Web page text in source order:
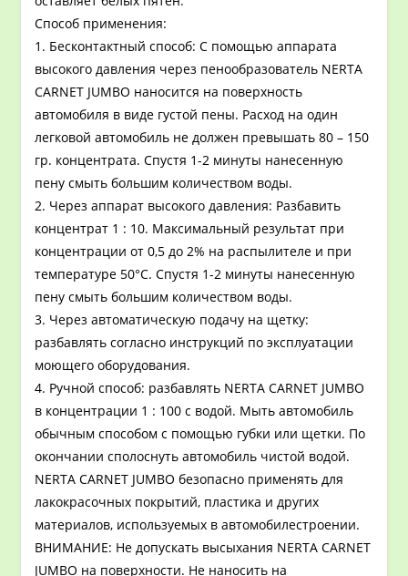
Способ применения:
1. Бесконтактный способ: С помощью аппарата
высокого давления через пенообразователь NERTA
CARNET JUMBO наносится на поверхность
автомобиля в виде густой пены. Расход на один
легковой автомобиль не должен превышать 80 – 150
гр. концентрата. Спустя 1-2 минуты нанесенную
пену смыть большим количеством воды.
2. Через аппарат высокого давления: Разбавить
концентрат 1 : 10. Максимальный результат при
концентрации от 0,5 до 2% на распылителе и при
температуре 50°С. Спустя 1-2 минуты нанесенную
пену смыть большим количеством воды.
3. Через автоматическую подачу на щетку:
разбавлять согласно инструкций по эксплуатации
моющего оборудования.
4. Ручной способ: разбавлять NERTA CARNET JUMBO
в концентрации 1 : 100 с водой. Мыть автомобиль
обычным способом с помощью губки или щетки. По
окончании сполоснуть автомобиль чистой водой.
NERTA CARNET JUMBO безопасно применять для
лакокрасочных покрытий, пластика и других
материалов, используемых в автомобилестроении.
ВНИМАНИЕ: Не допускать высыхания NERTA CARNET
JUMBO на поверхности. Не наносить на